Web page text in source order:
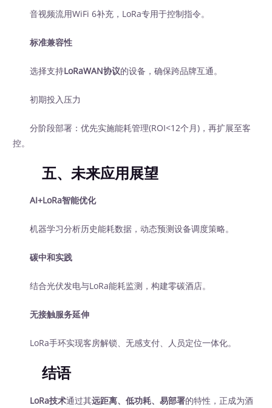
音视频流用WiFi 6补充，LoRa专用于控制指令。
标准兼容性
选择支持LoRaWAN协议的设备，确保跨品牌互通。
初期投入压力
分阶段部署：优先实施能耗管理(ROI<12个月)，再扩展至客
控。
五、未来应用展望
AI+LoRa智能优化
机器学习分析历史能耗数据，动态预测设备调度策略。
碳中和实践
结合光伏发电与LoRa能耗监测，构建零碳酒店。
无接触服务延伸
LoRa手环实现客房解锁、无感支付、人员定位一体化。
结语
LoRa技术通过其远距离、低功耗、易部署的特性，正成为酒